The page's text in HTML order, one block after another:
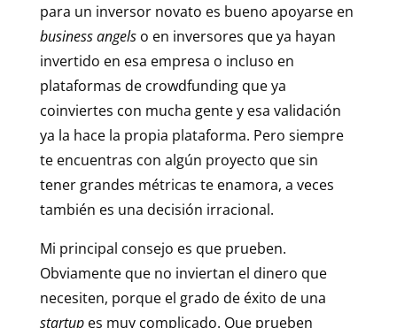
para un inversor novato es bueno apoyarse en
business angelso en inversores que ya hayan
invertido en esa empresa o incluso en
plataformas de crowdfunding que ya
coinviertes con mucha gente y esa validación
ya la hace la propia plataforma. Pero siempre
te encuentras con algún proyecto que sin
tener grandes métricas te enamora, a veces
también es una decisión irracional.
Mi principal consejo es que prueben.
Obviamente que no inviertan el dinero que
necesiten, porque el grado de éxito de una
startupes muy complicado. Que prueben